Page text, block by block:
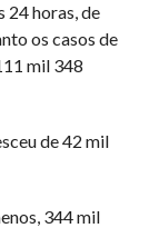
24 horas, de
os casos de
mil 348
de 42 mil
344 mil